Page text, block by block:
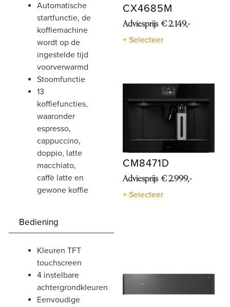
automatische
startfunctie, de
koffiemachine
wordt op de
ingestelde tijd
voorverwarmd
stoomfunctie
13
koffiefuncties,
waaronder
espresso,
cappuccino,
doppio, latte
macchiato,
caffè latte en
gewone koffie
Bediening
kleuren TFT
touchscreen
4 instelbare
achtergrondkleuren
eenvoudige
CX4685M
Adviesprijs € 2.149,-
+ Selecteer
CM8471D
Adviesprijs € 2.999,-
+ Selecteer